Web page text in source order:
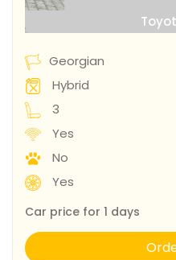
Georgian
Hybrid
3
Yes
No
Yes
Car price for 1 days